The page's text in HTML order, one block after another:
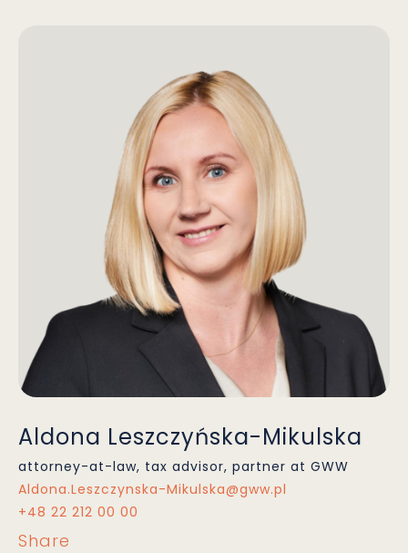
Aldona Leszczyńska-Mikulska
attorney-at-law, tax advisor, partner at GWW
Aldona.Leszczynska-Mikulska@gww.pl
+48 22 212 00 00
Share